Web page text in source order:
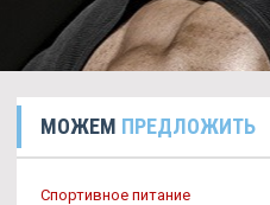
МОЖЕМ ПРЕДЛОЖИТЬ
Спортивное питание